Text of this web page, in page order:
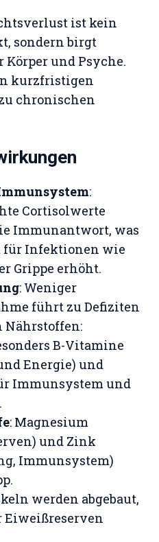
ist kein
sondern birgt
und Psyche.
kurzfristigen
chronischen
:
Cortisolwerte
Immunantwort, was
Infektionen wie
Grippe erhöht.
: Weniger
führt zu Defiziten
Nährstoffen:
B-Vitamine
Energie) und
Immunsystem und
: Magnesium
und Zink
Immunsystem)
werden abgebaut,
Eiweißreserven